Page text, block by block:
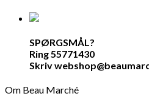
SPØRGSMÅL?
Ring 55771430
Skriv
Om Beau Marché